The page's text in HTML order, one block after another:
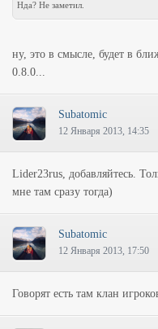
Нда? Не заметил.
ну, это в смысле, будет в
0.8.0...
Subatomic
12 Января 2013, 14:35
Lider23rus, добавляйтесь.
мне там сразу тогда)
Subatomic
12 Января 2013, 17:50
Говорят есть там клан